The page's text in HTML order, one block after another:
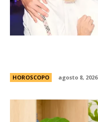
HOROSCOPO agosto 8, 2026